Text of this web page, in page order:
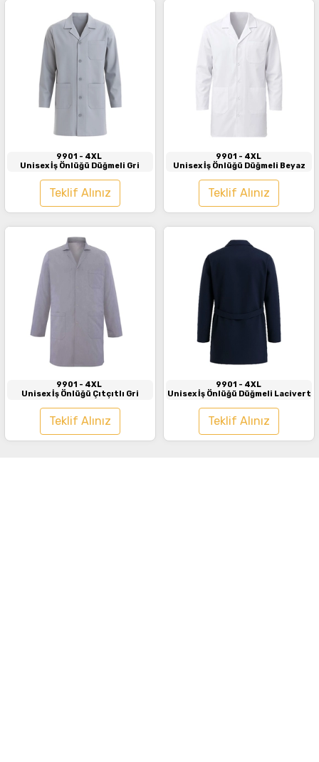
İncele
9901 - 4XL
Unisex İş Önlüğü Düğmeli Gri
Teklif Alınız
9901 - 4XL
Unisex İş Önlüğü Düğmeli Beyaz
Teklif Alınız
9901 - 4XL
Unisex İş Önlüğü Çıtçıtlı Gri
Teklif Alınız
9901 - 4XL
Unisex İş Önlüğü Düğmeli Lacivert
Teklif Alınız